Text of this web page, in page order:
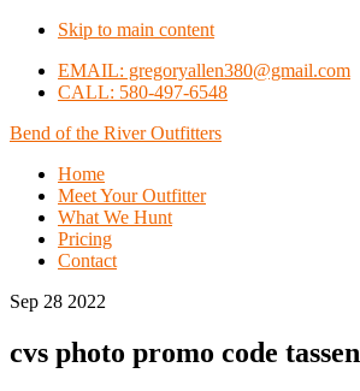
Skip to main content
EMAIL: gregoryallen380@gmail.com
CALL: 580-497-6548
Bend of the River Outfitters
Home
Meet Your Outfitter
What We Hunt
Pricing
Contact
Sep 28 2022
cvs photo promo code tassen